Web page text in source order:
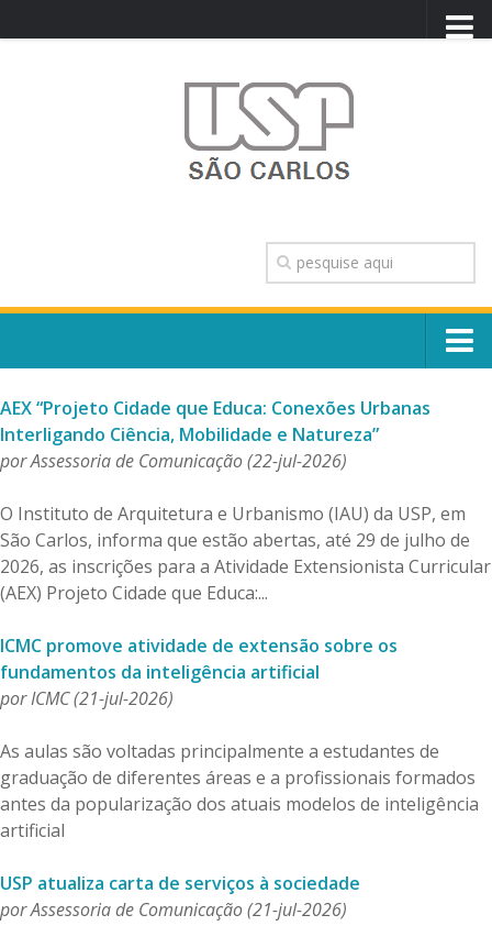
TRANSPARÊNCIA
OUVIDORIA
CONTATO
Escola, Institutos e Órgãos
Conselho Gestor e Dirigentes
Núcleos e Comissões
Telefones e Mapas
Pessoas
Ensino
Graduação
Educação a distância
Cursos de Extensão
Pesquisa e Inovação
Centros, Núcleos e Projetos em Rede
Pós-doutorado
Iniciação Científica
Transferência de Tecnologia
Extensão à Comunidade
Projetos, Programas e Cursos
AEX “Projeto Cidade que Educa: Conexões Urbanas
Interligando Ciência, Mobilidade e Natureza”
por Assessoria de Comunicação (22-jul-2026)
O Instituto de Arquitetura e Urbanismo (IAU) da USP, em
São Carlos, informa que estão abertas, até 29 de julho de
2026, as inscrições para a Atividade Extensionista Curricular
(AEX) Projeto Cidade que Educa:...
ICMC promove atividade de extensão sobre os
fundamentos da inteligência artificial
por ICMC (21-jul-2026)
As aulas são voltadas principalmente a estudantes de
graduação de diferentes áreas e a profissionais formados
antes da popularização dos atuais modelos de inteligência
artificial
USP atualiza carta de serviços à sociedade
por Assessoria de Comunicação (21-jul-2026)